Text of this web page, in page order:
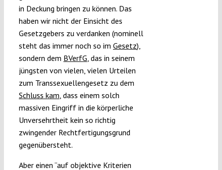
in Deckung bringen zu können. Das
haben wir nicht der Einsicht des
Gesetzgebers zu verdanken (nominell
steht das immer noch so im Gesetz),
sondern dem BVerfG, das in seinem
jüngsten von vielen, vielen Urteilen
zum Transsexuellengesetz zu dem
Schluss kam, dass einem solch
massiven Eingriff in die körperliche
Unversehrtheit kein so richtig
zwingender Rechtfertigungsgrund
gegenübersteht.
Aber einen “auf objektive Kriterien